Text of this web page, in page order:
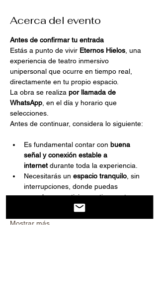
Acerca del evento
Antes de confirmar tu entrada
Estás a punto de vivir Eternos Hielos , una
experiencia de teatro inmersivo
unipersonal que ocurre en tiempo real,
directamente en tu propio espacio.
La obra se realiza por llamada de
WhatsApp , en el día y horario que
selecciones.
Antes de continuar, considera lo siguiente:
Es fundamental contar con buena
señal y conexión estable a
internet durante toda la experiencia.
Necesitarás un espacio tranquilo , sin
interrupciones, donde puedas
escuchar y participar activamente.
Mostrar más